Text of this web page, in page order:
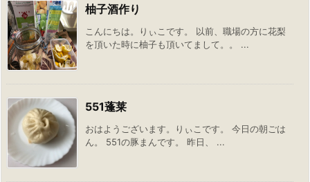
柚子酒作り
こんにちは。りぃこです。 以前、職場の方に花梨
を頂いた時に柚子も頂いてまして。。 ...
551蓬莱
おはようございます。りぃこです。 今日の朝ごは
ん。 551の豚まんです。 昨日、 ...